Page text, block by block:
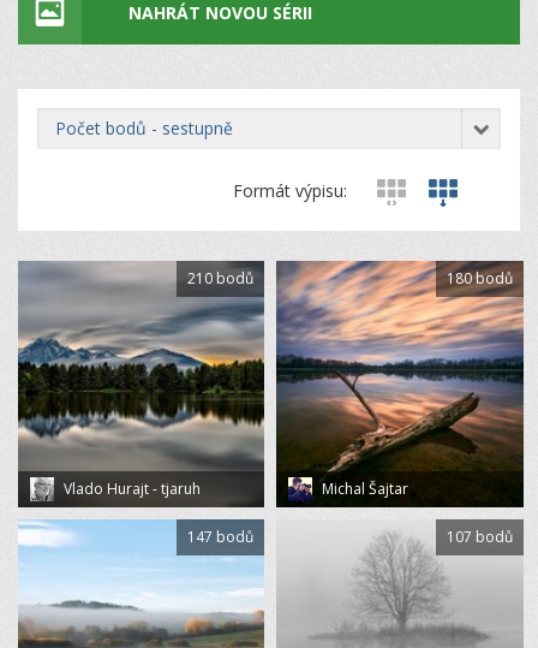
NAHRÁT NOVOU SÉRII
počet bodů - sestupně
Formát výpisu:
Vlado Hurajt - tjaruh
210 bodů
Michal Šajtar
180 bodů
147 bodů 107 bodů